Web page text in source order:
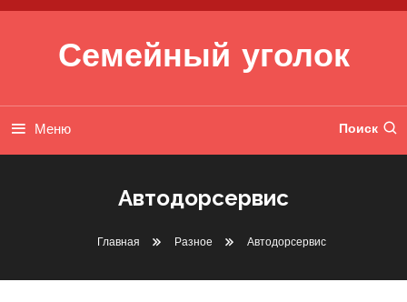
Перейти к содержимому
Семейный уголок
Меню Поиск
Автодорсервис
Главная Разное Автодорсервис